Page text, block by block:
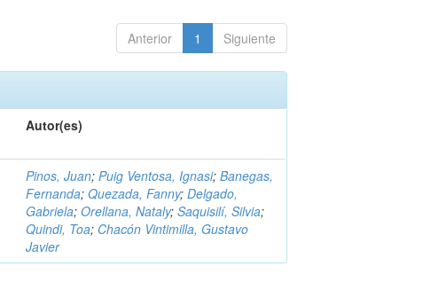
Anterior 1 Siguiente
Autor(es)
Pinos, Juan;Puig Ventosa, Ignasi;Banegas,
Fernanda;Quezada, Fanny;Delgado,
Gabriela;Orellana, Nataly;Saquisilí, Silvia;
Quindi, Toa; Chacón Vintimilla, Gustavo
Javier